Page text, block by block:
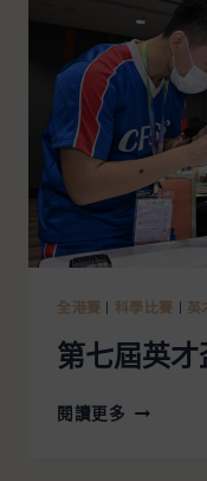
全港賽 科學比賽 英
第七屆英
閱讀更多